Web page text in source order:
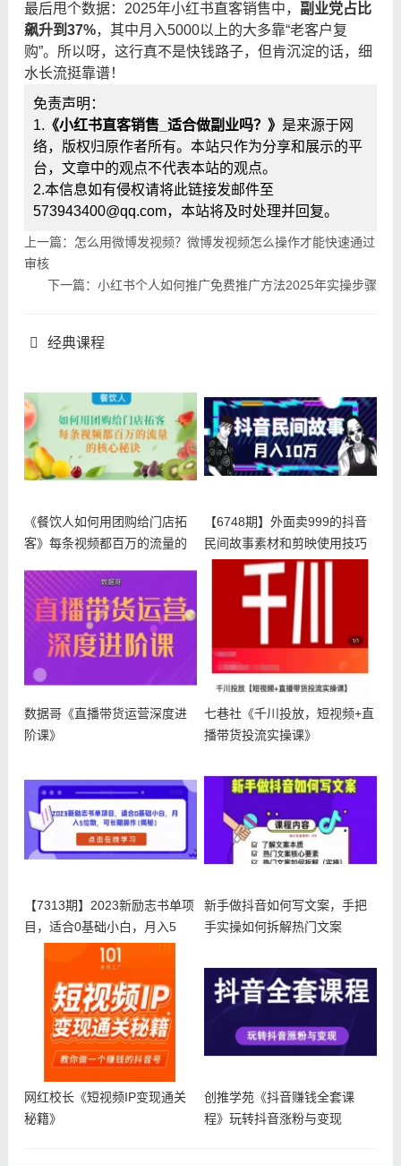
最后甩个数据：2025年小红书直客销售中， 副业党占比
飙升到37%，其中月入5000以上的大多靠“老客户复
购”。所以呀，这行真不是快钱路子，但肯沉淀的话，细
水长流挺靠谱！
免责声明：
1. 《小红书直客销售_适合做副业吗？》 是来源于网
络，版权归原作者所有。本站只作为分享和展示的平
台，文章中的观点不代表本站的观点。
2.本信息如有侵权请将此链接发邮件至
573943400@qq.com，本站将及时处理并回复。
上一篇：怎么用微博发视频？微博发视频怎么操作才能快速通过
审核
下一篇：小红书个人如何推广免费推广方法2025年实操步骤
经典课程
《餐饮人如何用团购给门店拓
客》每条视频都百万的流量的
【6748期】外面卖999的抖音
民间故事素材和剪映使用技巧
数据哥《直播带货运营深度进
阶课》
七巷社《千川投放，短视频+直
播带货投流实操课》
【7313期】2023新励志书单项
目，适合0基础小白，月入5
新手做抖音如何写文案，手把
手实操如何拆解热门文案
网红校长《短视频IP变现通关
秘籍》
创推学苑《抖音赚钱全套课
程》玩转抖音涨粉与变现